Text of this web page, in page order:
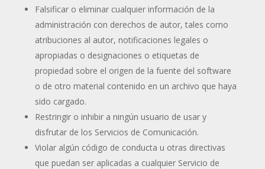
Falsificar o eliminar cualquier información de la
administración con derechos de autor, tales como
atribuciones al autor, notificaciones legales o
apropiadas o designaciones o etiquetas de
propiedad sobre el origen de la fuente del software
o de otro material contenido en un archivo que haya
sido cargado.
Restringir o inhibir a ningún usuario de usar y
disfrutar de los Servicios de Comunicación.
Violar algún código de conducta u otras directivas
que puedan ser aplicadas a cualquier Servicio de